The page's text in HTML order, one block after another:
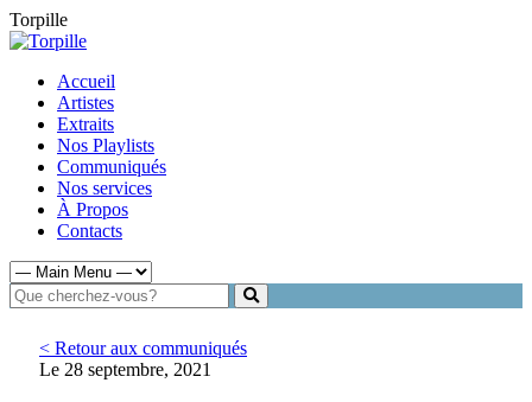
Torpille
Accueil
Artistes
Extraits
Nos Playlists
Communiqués
Nos services
À Propos
Contacts
< Retour aux communiqués
Le 28 septembre, 2021